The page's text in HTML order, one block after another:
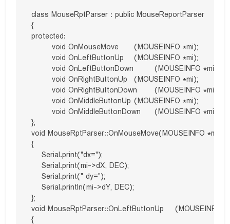
class MouseRptParser : public MouseReportParser
{
protected:
	void OnMouseMove	(MOUSEINFO *mi);
	void OnLeftButtonUp	(MOUSEINFO *mi);
	void OnLeftButtonDown	(MOUSEINFO *mi);
	void OnRightButtonUp	(MOUSEINFO *mi);
	void OnRightButtonDown	(MOUSEINFO *mi);
	void OnMiddleButtonUp	(MOUSEINFO *mi);
	void OnMiddleButtonDown	(MOUSEINFO *mi);
};
void MouseRptParser::OnMouseMove(MOUSEINFO *mi)
{
    Serial.print("dx=");
    Serial.print(mi->dX, DEC);
    Serial.print(" dy=");
    Serial.println(mi->dY, DEC);
};
void MouseRptParser::OnLeftButtonUp	(MOUSEINFO *mi)
{